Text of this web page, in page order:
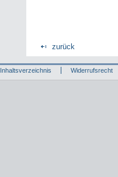
zurück
Inhaltsverzeichnis Widerrufsrecht